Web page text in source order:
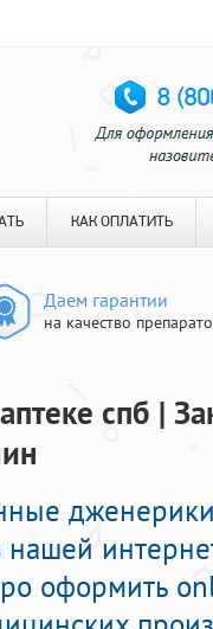
КАК ОПЛАТИТЬ
Даем гарантии
на качество
спб |
оформить